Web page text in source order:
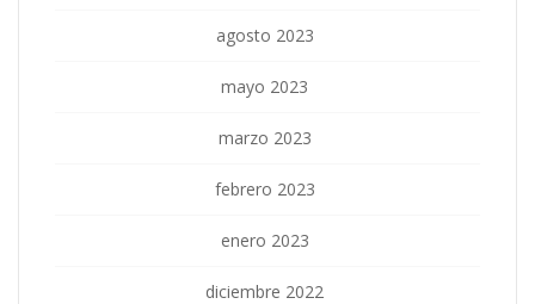
agosto 2023
mayo 2023
marzo 2023
febrero 2023
enero 2023
diciembre 2022